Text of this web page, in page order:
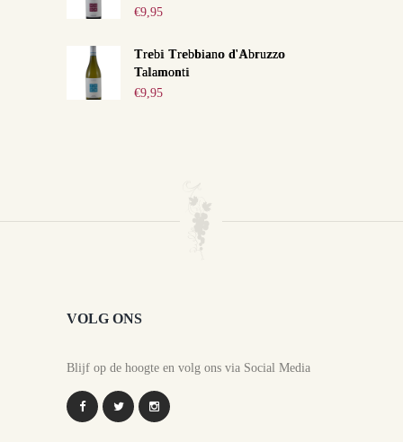
€9,95
Trebi Trebbiano d'Abruzzo
Talamonti
€9,95
VOLG ONS
Blijf op de hoogte en volg ons via Social Media